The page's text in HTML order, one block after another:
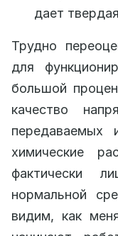
дает
Трудно
для
большой
качество
передаваемых
химические
фактически
нормальной
видим, как